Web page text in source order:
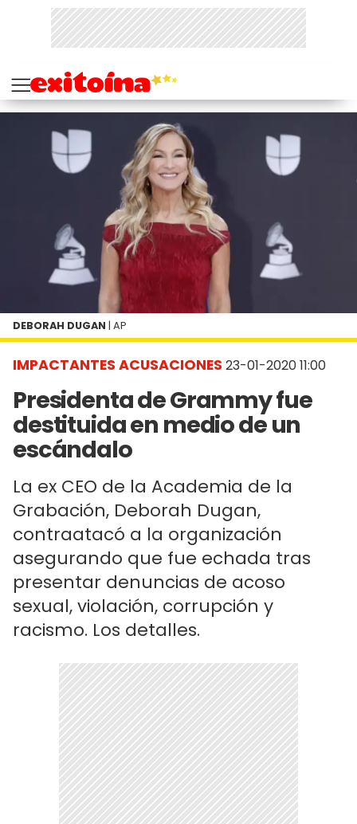
IMPACTANTES ACUSACIONES 23-01-2020 11:00
Presidenta de Grammy fue
destituida en medio de un
escándalo
La ex CEO de la Academia de la
Grabación, Deborah Dugan,
contraatacó a la organización
asegurando que fue echada tras
presentar denuncias de acoso
sexual, violación, corrupción y
racismo. Los detalles.
DEBORAH DUGAN | AP